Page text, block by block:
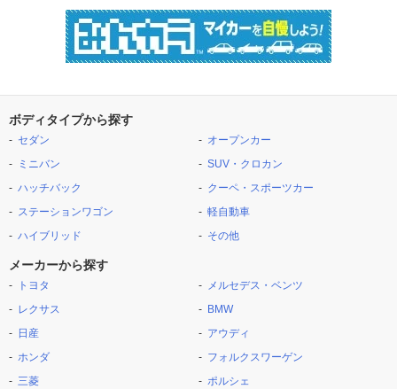
ボディタイプから探す
セダン
ミニバン
ハッチバック
ステーションワゴン
ハイブリッド
オープンカー
SUV・クロカン
クーペ・スポーツカー
軽自動車
その他
メーカーから探す
トヨタ
レクサス
日産
ホンダ
三菱
メルセデス・ベンツ
BMW
アウディ
フォルクスワーゲン
ポルシェ